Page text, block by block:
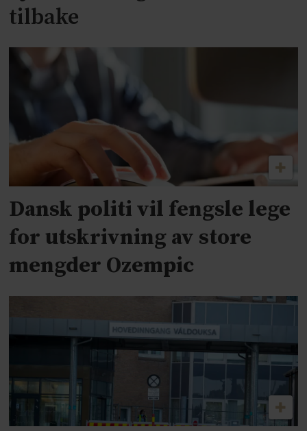
tilbake
Dansk politi vil fengsle lege
for utskrivning av store
mengder Ozempic